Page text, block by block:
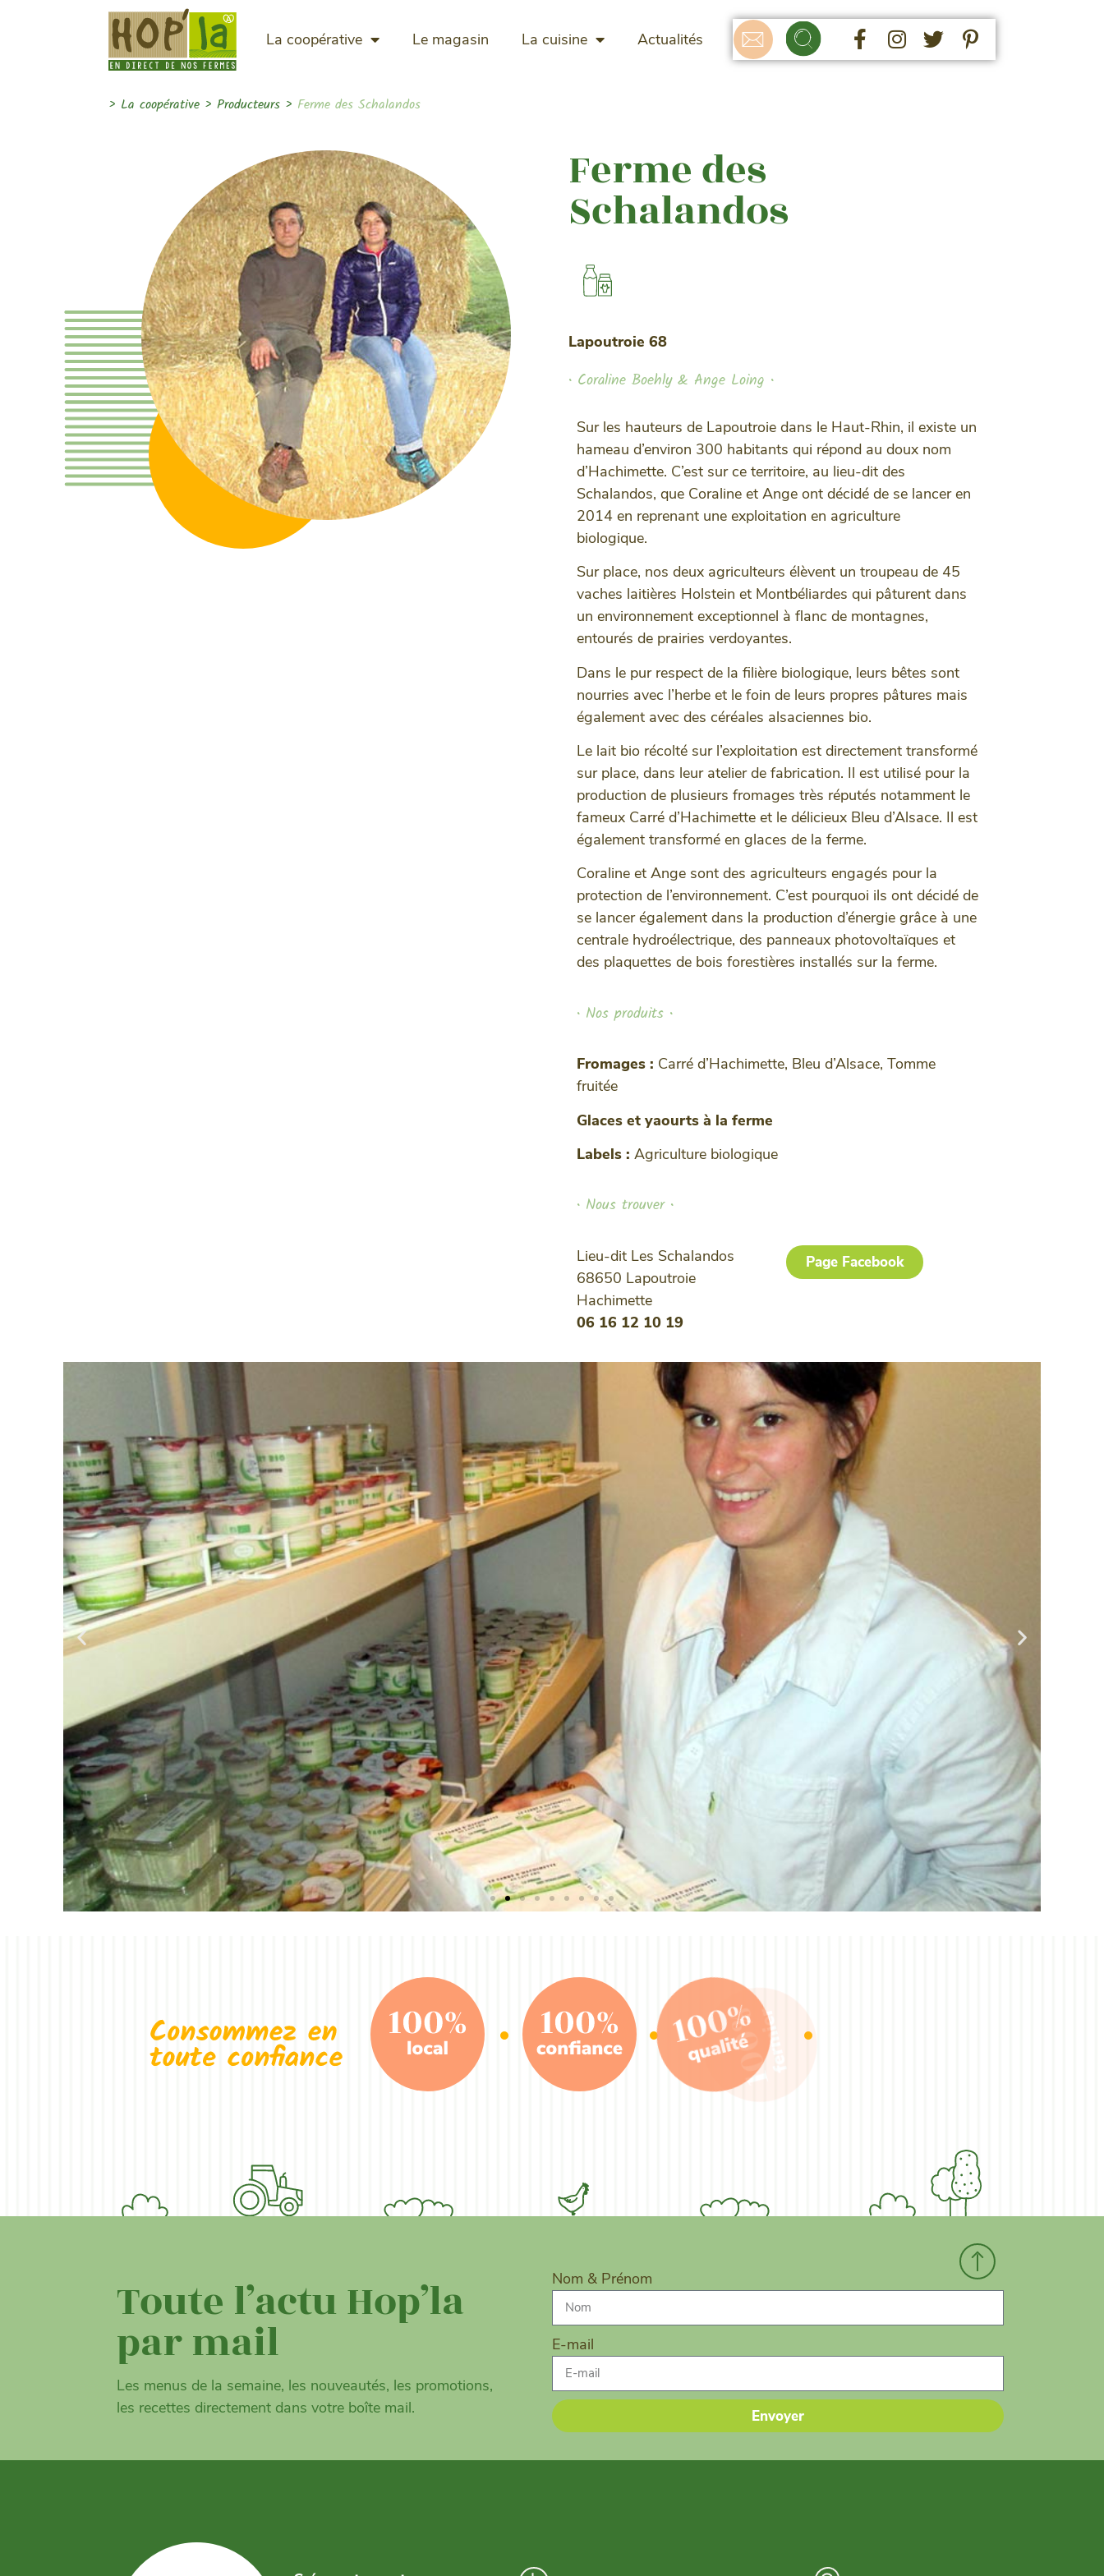
La coopérative Le magasin La cuisine Actualités
> La coopérative > Producteurs > Ferme des Schalandos
Ferme des
Schalandos
Lapoutroie 68
• Coraline Boehly & Ange Loing •
Sur les hauteurs de Lapoutroie dans le Haut-Rhin, il existe un
hameau d’environ 300 habitants qui répond au doux nom
d’Hachimette. C’est sur ce territoire, au lieu-dit des
Schalandos, que Coraline et Ange ont décidé de se lancer en
2014 en reprenant une exploitation en agriculture
biologique.
Sur place, nos deux agriculteurs élèvent un troupeau de 45
vaches laitières Holstein et Montbéliardes qui pâturent dans
un environnement exceptionnel à flanc de montagnes,
entourés de prairies verdoyantes.
Dans le pur respect de la filière biologique, leurs bêtes sont
nourries avec l’herbe et le foin de leurs propres pâtures mais
également avec des céréales alsaciennes bio.
Le lait bio récolté sur l’exploitation est directement transformé
sur place, dans leur atelier de fabrication. Il est utilisé pour la
production de plusieurs fromages très réputés notamment le
fameux Carré d’Hachimette et le délicieux Bleu d’Alsace. Il est
également transformé en glaces de la ferme.
Coraline et Ange sont des agriculteurs engagés pour la
protection de l’environnement. C’est pourquoi ils ont décidé de
se lancer également dans la production d’énergie grâce à une
centrale hydroélectrique, des panneaux photovoltaïques et
des plaquettes de bois forestières installés sur la ferme.
• Nos produits •
Fromages : Carré d’Hachimette, Bleu d’Alsace, Tomme
fruitée
Glaces et yaourts à la ferme
Labels : Agriculture biologique
• Nous trouver •
Lieu-dit Les Schalandos
68650 Lapoutroie
Hachimette
06 16 12 10 19
Page Facebook
Toute l’actu Hop’la
par mail
Les menus de la semaine, les nouveautés, les promotions,
les recettes directement dans votre boîte mail.
Nom & Prénom
E-mail
Envoyer